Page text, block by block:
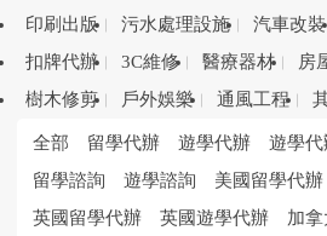
印刷出版
污水處理設施 汽車改裝
扣牌代辦
3C維修 醫療器材 房
樹木修剪
戶外娛樂 通風工程
全部 留學代辦 遊學代辦 遊學代
留學諮詢
遊學諮詢 美國留學代辦
英國留學代辦
英國遊學代辦
加